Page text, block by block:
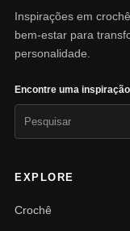
Inspirações em
bem-estar para
personalidade.
Encontre uma inspiração
EXPLORE
Crochê